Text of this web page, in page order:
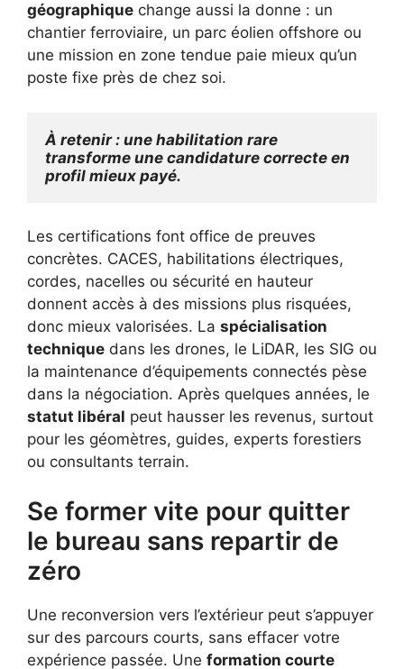
géographique change aussi la donne : un
chantier ferroviaire, un parc éolien offshore ou
une mission en zone tendue paie mieux qu’un
poste fixe près de chez soi.
À retenir : une habilitation rare
transforme une candidature correcte en
profil mieux payé.
Les certifications font office de preuves
concrètes. CACES, habilitations électriques,
cordes, nacelles ou sécurité en hauteur
donnent accès à des missions plus risquées,
donc mieux valorisées. La spécialisation
technique dans les drones, le LiDAR, les SIG ou
la maintenance d’équipements connectés pèse
dans la négociation. Après quelques années, le
statut libéral peut hausser les revenus, surtout
pour les géomètres, guides, experts forestiers
ou consultants terrain.
Se former vite pour quitter
le bureau sans repartir de
zéro
Une reconversion vers l’extérieur peut s’appuyer
sur des parcours courts, sans effacer votre
expérience passée. Une formation courte